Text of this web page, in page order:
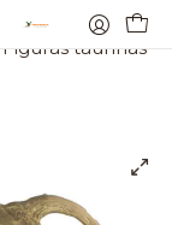
Figuras taurinas